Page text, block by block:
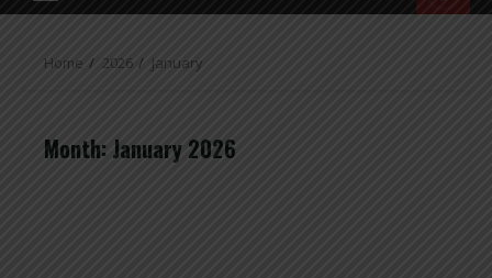
Home 2026 January
Month: January 2026